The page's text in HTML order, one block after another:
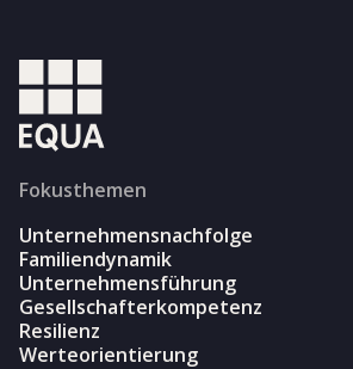
Fokusthemen
Unternehmensnachfolge
Familiendynamik
Unternehmensführung
Gesellschafterkompetenz
Resilienz
Werteorientierung